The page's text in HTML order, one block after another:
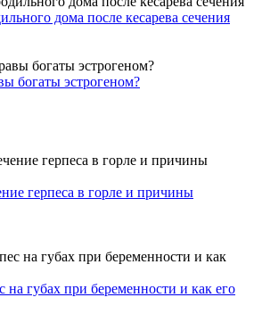
дома после кесарева сечения
богаты эстрогеном?
герпеса в горле и причины
на губах при беременности и как его